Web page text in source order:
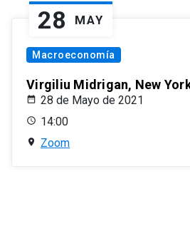
28 MAY
Macroeconomía
Virgiliu Midrigan, New
28 de Mayo de 2021
14:00
Zoom